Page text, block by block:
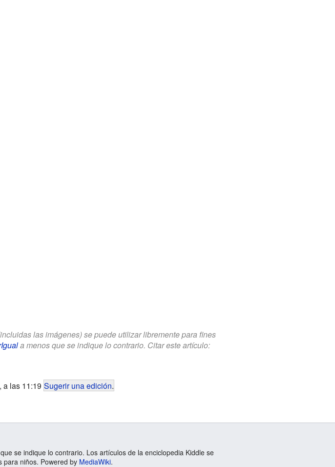
las imágenes) se puede utilizar libremente para fines
a menos que se indique lo contrario. Citar este artículo:
a las 11:19 Sugerir una edición.
se indique lo contrario. Los artículos de la enciclopedia Kiddle se
para niños. Powered by MediaWiki.